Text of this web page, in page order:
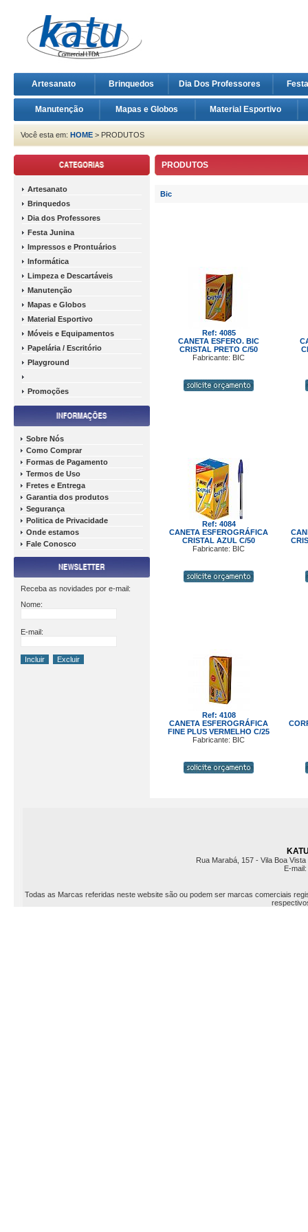
Artesanato Brinquedos Dia Dos Professores
Manutenção Mapas e Globos Material Esportivo
Você esta em: HOME > PRODUTOS
Artesanato
Brinquedos
Dia dos Professores
Festa Junina
Impressos e Prontuários
Informática
Limpeza e Descartáveis
Manutenção
Mapas e Globos
Material Esportivo
Móveis e Equipamentos
Papelária / Escritório
Playground
Promoções
Sobre Nós
Como Comprar
Formas de Pagamento
Termos de Uso
Fretes e Entrega
Garantia dos produtos
Segurança
Politica de Privacidade
Onde estamos
Fale Conosco
Receba as novidades por e-mail:
Nome:
E-mail:
PRODUTOS
Bic
Ref: 4085
CANETA ESFERO. BIC
CRISTAL PRETO C/50
Fabricante: BIC
Ref: 4084
CANETA ESFEROGRÁFICA
CRISTAL AZUL C/50
Fabricante: BIC
Ref: 4108
CANETA ESFEROGRÁFICA
FINE PLUS VERMELHO C/25
Fabricante: BIC
Rua Marabá, 157 - Vila Boa
E-mail:
Todas as Marcas referidas neste website são ou podem ser marcas comerciais